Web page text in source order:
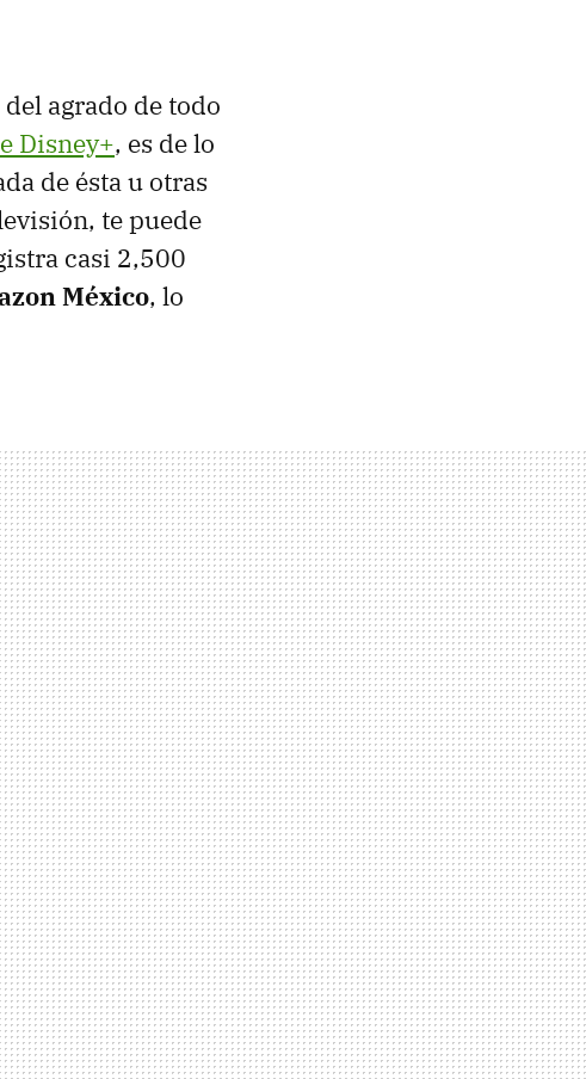
agrado de todo
Disney+, es de lo
de ésta u otras
te puede
casi 2,500
México, lo